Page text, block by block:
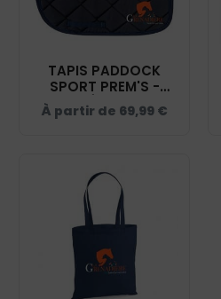
TAPIS PADDOCK
SPORT PREM'S -
CENTRE ÉQUESTRE LA
GRENADIÈRE - NAVY -
À partir de 69,99 €